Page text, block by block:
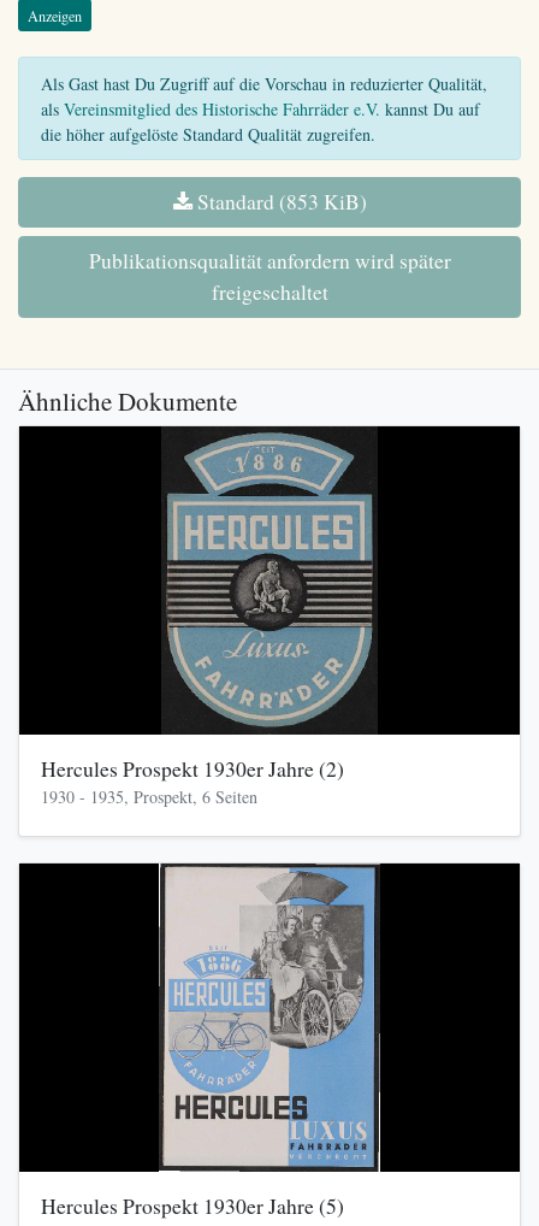
Anzeigen
Als Gast hast Du Zugriff auf die Vorschau in reduzierter Qualität,
als Vereinsmitglied des Historische Fahrräder e.V. kannst Du auf
die höher aufgelöste Standard Qualität zugreifen.
Standard (853 KiB)
Publikationsqualität anfordern wird später
freigeschaltet
Ähnliche Dokumente
Hercules Prospekt 1930er Jahre (2)
1930 - 1935, Prospekt, 6 Seiten
Hercules Prospekt 1930er Jahre (5)